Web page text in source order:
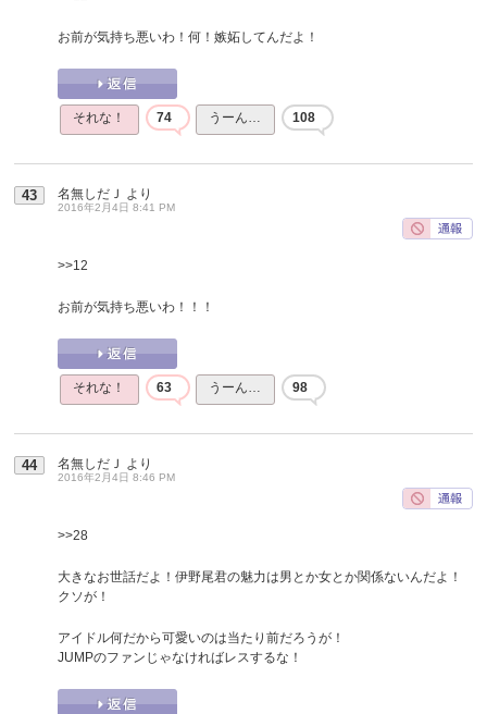
お前が気持ち悪いわ！何！嫉妬してんだよ！
それな！ 74 うーん… 108
43 名無しだＪ より
2016年2月4日 8:41 PM
>>12
お前が気持ち悪いわ！！！
それな！ 63 うーん… 98
44 名無しだＪ より
2016年2月4日 8:46 PM
>>28
大きなお世話だよ！伊野尾君の魅力は男とか女とか関係ないんだよ！
クソが！
アイドル何だから可愛いのは当たり前だろうが！
JUMPのファンじゃなければレスするな！